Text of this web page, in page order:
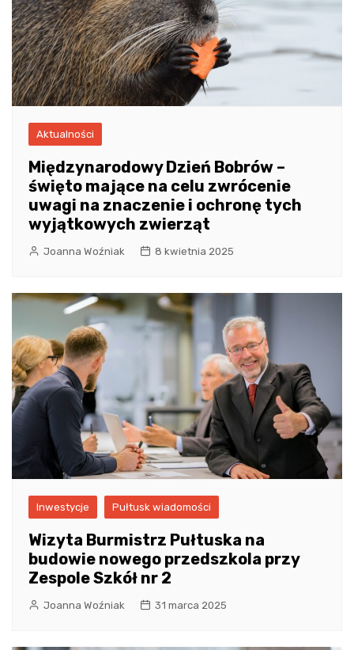
Aktualności
Międzynarodowy Dzień Bobrów –
święto mające na celu zwrócenie
uwagi na znaczenie i ochronę tych
wyjątkowych zwierząt
Joanna Woźniak 8 kwietnia 2025
Inwestycje Pułtusk wiadomości
Wizyta Burmistrz Pułtuska na
budowie nowego przedszkola przy
Zespole Szkół nr 2
Joanna Woźniak 31 marca 2025